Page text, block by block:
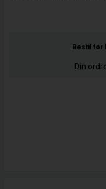
Bestil før
Din